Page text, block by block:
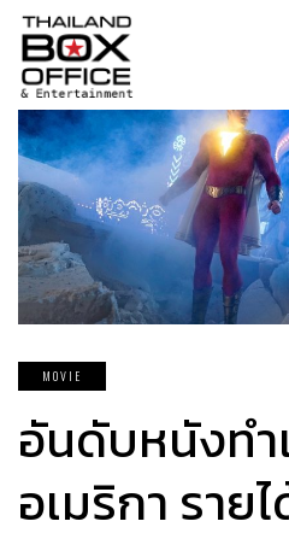
MOVIE
อันดับหนังทำ
อเมริกา ราย